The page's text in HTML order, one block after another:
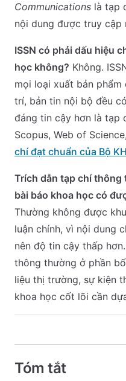
Communications là tạp
nội dung được truy cập
ISSN có phải dấu hiệu
học không? Không.
mọi loại xuất bản
trí, bản tin nội bộ đều
đáng tin cậy hơn là tạp
Scopus, Web of
chí đạt chuẩn của Bộ
Trích dẫn tạp chí
bài báo khoa học có
Thường không được
luận chính, vì nội dung
nên độ tin cậy thấp
thông thường ở phần
liệu thị trường, sự kiện
khoa học cốt lõi cần
Tóm tắt